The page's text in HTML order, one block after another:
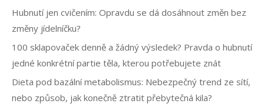
Hubnutí jen cvičením: Opravdu se dá dosáhnout změn bez
změny jídelníčku?
100 sklapovaček denně a žádný výsledek? Pravda o hubnutí
jedné konkrétní partie těla, kterou potřebujete znát
Dieta pod bazální metabolismus: Nebezpečný trend ze sítí,
nebo způsob, jak konečně ztratit přebytečná kila?